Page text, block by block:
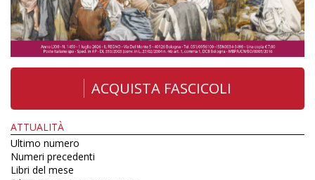
ACQUISTA FASCICOLI
ATTUALITÀ
Ultimo numero
Numeri precedenti
Libri del mese